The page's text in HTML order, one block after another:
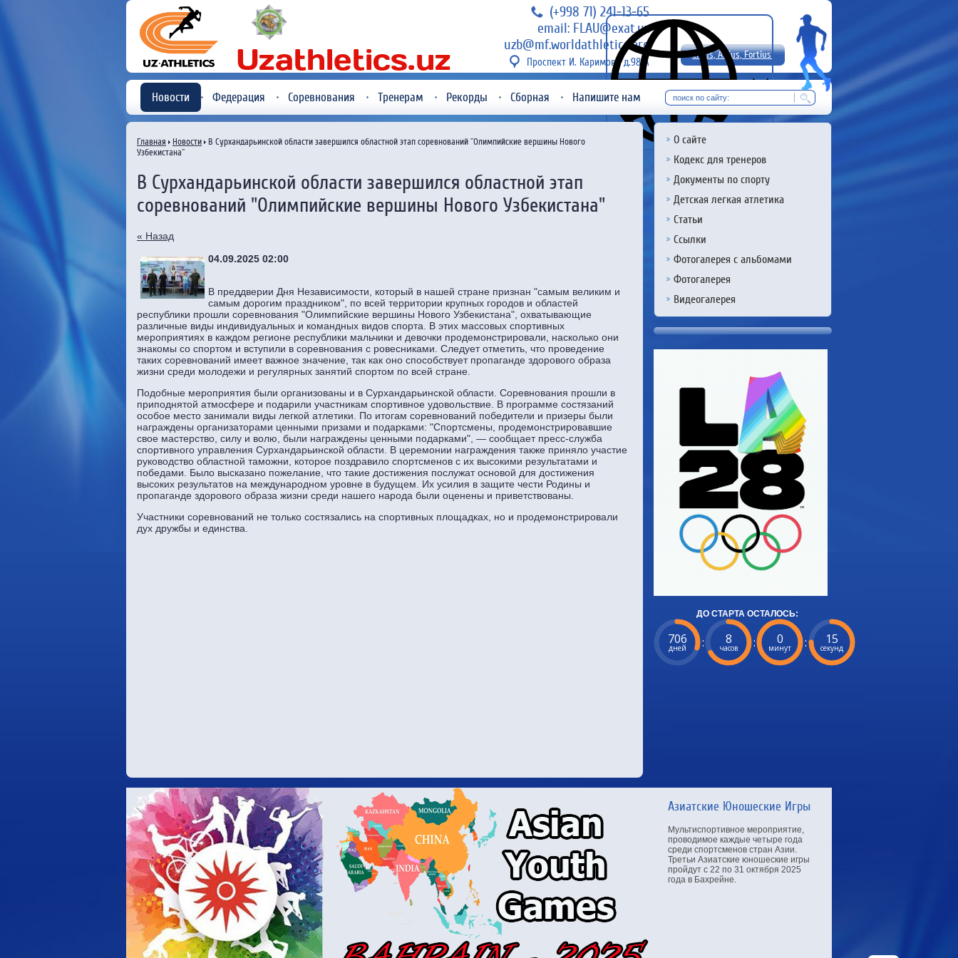
(+998 71) 241-13-65
email: FLAU@exat.uz
uzb@mf.worldathletics.org
Проспект И. Каримова д.98 А
Citius, Altius, Fortius!
RU
Новости Федерация Соревнования Тренерам Рекорды Сборная Напишите нам
О сайте
Кодекс для тренеров
Документы по спорту
Детская легкая атлетика
Статьи
Ссылки
Фотогалерея с альбомами
Фотогалерея
Видеогалерея
ДО СТАРТА ОСТАЛОСЬ:
706
дней : 8
часов : 0
минут : 14
секунд
Главная Новости
В Сурхандарьинской области завершился областной этап соревнований "Олимпийские вершины Нового
Узбекистана"
В Сурхандарьинской области завершился областной этап
соревнований "Олимпийские вершины Нового Узбекистана"
« Назад
04.09.2025 02:00
В преддверии Дня Независимости, который в нашей стране признан "самым великим и
самым дорогим праздником", по всей территории крупных городов и областей
республики прошли соревнования "Олимпийские вершины Нового Узбекистана", охватывающие
различные виды индивидуальных и командных видов спорта. В этих массовых спортивных
мероприятиях в каждом регионе республики мальчики и девочки продемонстрировали, насколько они
знакомы со спортом и вступили в соревнования с ровесниками. Следует отметить, что проведение
таких соревнований имеет важное значение, так как оно способствует пропаганде здорового образа
жизни среди молодежи и регулярных занятий спортом по всей стране.
Подобные мероприятия были организованы и в Сурхандарьинской области. Соревнования прошли в
приподнятой атмосфере и подарили участникам спортивное удовольствие. В программе состязаний
особое место занимали виды легкой атлетики. По итогам соревнований победители и призеры были
награждены организаторами ценными призами и подарками: "Спортсмены, продемонстрировавшие
свое мастерство, силу и волю, были награждены ценными подарками", — сообщает пресс-служба
спортивного управления Сурхандарьинской области. В церемонии награждения также приняло участие
руководство областной таможни, которое поздравило спортсменов с их высокими результатами и
победами. Было высказано пожелание, что такие достижения послужат основой для достижения
высоких результатов на международном уровне в будущем. Их усилия в защите чести Родины и
пропаганде здорового образа жизни среди нашего народа были оценены и приветствованы.
Участники соревнований не только состязались на спортивных площадках, но и продемонстрировали
дух дружбы и единства.
Азиатские Юношеские Игры
Мультиспортивное мероприятие,
проводимое каждые четыре года
среди спортсменов стран Азии.
Третьи Азиатские юношеские игры
пройдут с 22 по 31 октября 2025
года в Бахрейне.